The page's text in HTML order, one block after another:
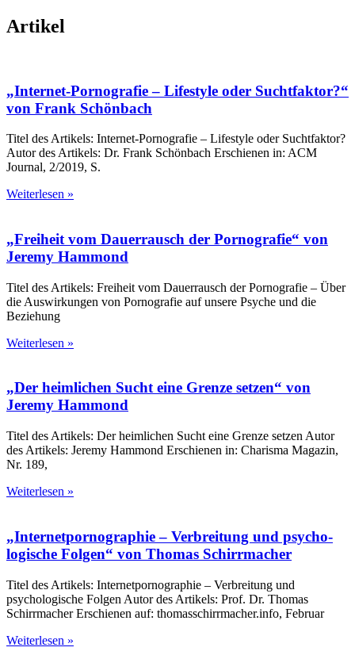
Artikel
„Internet-Porno­grafie – Life­style oder Sucht­faktor?“
von Frank Schönbach
Titel des Artikels: Internet-Pornografie – Lifestyle oder Suchtfaktor?
Autor des Artikels: Dr. Frank Schönbach Erschienen in: ACM
Journal, 2/2019, S.
Weiterlesen »
„Freiheit vom Dauer­rausch der Porno­grafie“ von
Jeremy Hammond
Titel des Artikels: Freiheit vom Dauerrausch der Pornografie – Über
die Auswirkungen von Pornografie auf unsere Psyche und die
Beziehung
Weiterlesen »
„Der heim­lichen Sucht eine Grenze setzen“ von
Jeremy Hammond
Titel des Artikels: Der heimlichen Sucht eine Grenze setzen Autor
des Artikels: Jeremy Hammond Erschienen in: Charisma Magazin,
Nr. 189,
Weiterlesen »
„Inter­net­porno­graphie – Ver­breitung und psycho­
logische Folgen“ von Thomas Schirr­macher
Titel des Artikels: Internetpornographie – Verbreitung und
psychologische Folgen Autor des Artikels: Prof. Dr. Thomas
Schirrmacher Erschienen auf: thomasschirrmacher.info, Februar
Weiterlesen »